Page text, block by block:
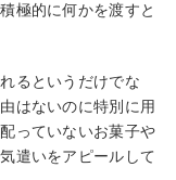
極的に何かを渡すと
るというだけでな
はないのに特別に用
っていないお菓子や
遣いをアピールして